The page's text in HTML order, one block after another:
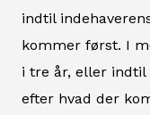
indtil
kommer først. I
i tre år, eller indtil
efter hvad der